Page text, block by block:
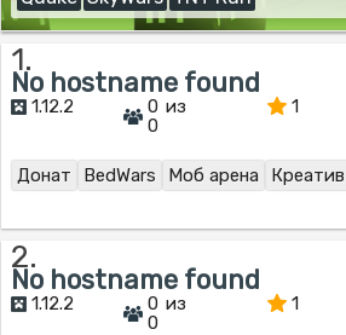
1.
No hostname found
1.12.2
0 из
0
1
Донат BedWars Моб арена Креатив
2.
No hostname found
1.12.2
0 из
0
1